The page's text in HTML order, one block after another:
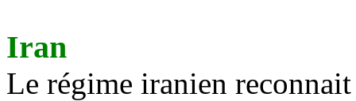
Iran
Le régime iranien